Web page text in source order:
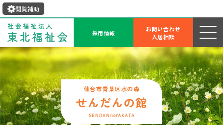
閲覧補助
採用情報
お問い合わせ
入居相談
せんだんの館
SENDANnoYAKATA